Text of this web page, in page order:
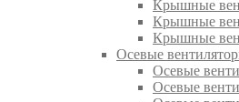
Крышные
Крышные
Крышные
Осевые
Осевые
Осевые